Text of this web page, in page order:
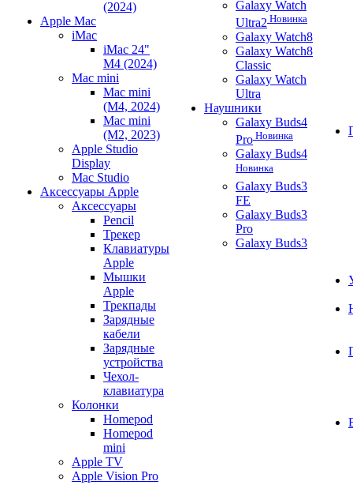
(2024)
Apple Mac
iMac
iMac 24"
M4 (2024)
Mac mini
Mac mini
(M4, 2024)
Mac mini
(M2, 2023)
Apple Studio
Display
Mac Studio
Аксессуары Apple
Аксессуары
Pencil
Трекер
Клавиатуры
Apple
Мышки
Apple
Трекпады
Зарядные
кабели
Зарядные
устройства
Чехол-
клавиатура
Колонки
Homepod
Homepod
mini
Apple TV
Apple Vision Pro
Galaxy Watch
Ultra2 Новинка
Galaxy Watch8
Galaxy Watch8
Classic
Galaxy Watch
Ultra
Наушники
Galaxy Buds4
Pro Новинка
Galaxy Buds4
Новинка
Galaxy Buds3
FE
Galaxy Buds3
Pro
Galaxy Buds3